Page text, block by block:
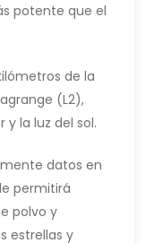
potente que el
de la
(L2),
la luz del sol.
datos en
permitirá
polvo y
estrellas y